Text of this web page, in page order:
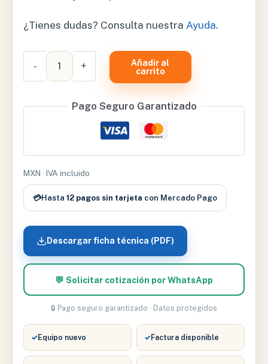
¿Tienes dudas? Consulta nuestra Ayuda.
-
LUMBAR
118
cantidad
+
Añadir al
carrito
Pago Seguro Garantizado
MXN · IVA incluido
💳Hasta 12 pagos sin tarjeta con Mercado Pago
Descargar ficha técnica (PDF)
💬 Solicitar cotización por WhatsApp
🔒 Pago seguro garantizado · Datos protegidos
✓Equipo nuevo ✓Factura disponible